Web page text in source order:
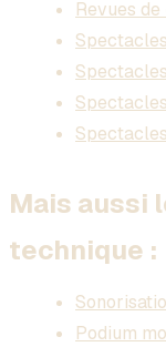
Revues
Mais aussi
technique :
Podium